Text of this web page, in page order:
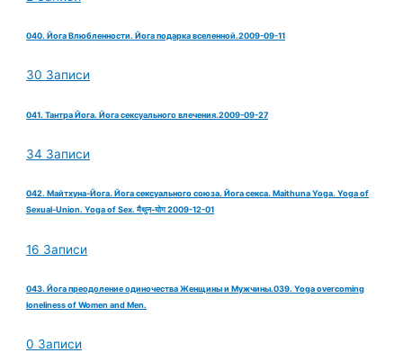
040. Йога Влюбленности. Йога подарка вселенной.2009-09-11
30 Записи
041. Тантра Йога. Йога сексуального влечения.2009-09-27
34 Записи
042. Майтхуна-Йога. Йога сексуального союза. Йога секса. Maithuna Yoga. Yoga of
Sexual-Union. Yoga of Sex. मैथुन-योग 2009-12-01
16 Записи
043. Йога преодоление одиночества Женщины и Мужчины.039. Yoga overcoming
loneliness of Women and Men.
0 Записи